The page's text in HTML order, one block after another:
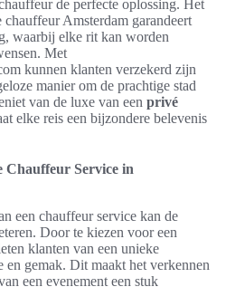
de perfecte oplossing. Het
chauffeur Amsterdam garandeert
waarbij elke rit kan worden
Met
kunnen klanten verzekerd zijn
manier om de prachtige stad
van de luxe van een privé
elke reis een bijzondere belevenis
Chauffeur Service in
een chauffeur service kan de
Door te kiezen voor een
klanten van een unieke
gemak. Dit maakt het verkennen
een evenement een stuk